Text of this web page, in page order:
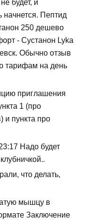
будет, и
начнется. Пептид
250 дешево
- Сустанон Lyka
Обычно отзыв
тарифам на день
приглашения
1 (про
и пункта про
Надо будет
что делать,
мышцу в
Заключение